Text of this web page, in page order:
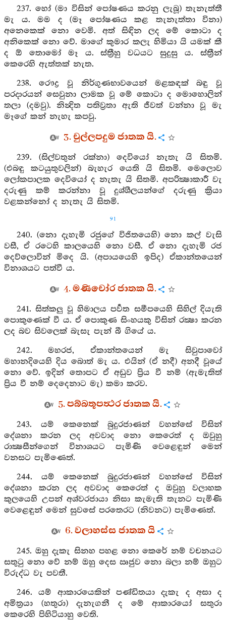
237. හෝ (මා විසින් පෝෂණය කරනු ලැබූ) තැනැත්තී
මැ ය. මම ද (මෑ පෝෂණය කළ තැනැත්තා විනා)
අනෙකෙක් නො වෙමි. අත් සිඳින ලද මේ කොටා ද
අනිකෙක් නො වේ. මාගේ කුමාර කලැ හිමියා යි යමක් කී
ද ඕ තොමෝ මෑ ය. ස්ත්‍රීහු වධයට සුදුසු ය. ස්ත්‍රීන්
කෙරෙහි ඇත්තක් නැත.
238. රෞද්‍ර වූ නිර්ගුණභාවයෙන් මළකඳක් බඳු වූ
පරදාරයන් සෙවුනා ලාමක වූ මේ කොටා ද මොහොලින්
තලා (දමවු). නින්‍දිත පතිව්‍රතා ඇති ජීවත් වන්නා වූ මැ
මෑගේ කන් නැහැ කපවු.
3. චුල්ලපදුම ජාතක යි.
239. (සිල්වතුන් රක්නා) දෙවියෝ නැතැ යි සිතමි.
(එබඳු කටයුතුවලින්) බැහැර යෙති යි සිතමි. මෙලොව
ලෝකපාලක දෙවියෝ ද නැතැ යි සිතමි. අපරික්‍ෂාකාරී වැ
දරුණු කම් කරන්නා වූ දුශ්ශීලයන්ගේ දරුණු ක්‍රියා
වළකන්නෝ ද නැතැ යි සිතමි.
91
240. (නො දැහැමි රජුගේ විජිතයෙහි) නො කල් වැසි
වසී, ඒ රටෙහි කාලයෙහි නො වසී. ඒ නො දැහැමි රජ
දෙව්ලොවින් මිදෙ යි. (අපායයෙහි ඉපිද) ඒකාන්තයෙන්
විනාශයට පත්වී ය.
4. මණිචෝර ජාතක යි.
241. සිත්කලු වූ හිමාලය පර්‍වත සමීපයෙහි සිහිල් දියැති
පොකුණෙක් වී ය. ඒ පොකුණ සිංහයකු විසින් රක්‍ෂා කරන
ලද බව සිවලෙක් බැසැ පැන් බී ගියේ ය.
242. මහරජ, ඒකාන්තයෙන් මැ සිවුපාවෝ
මහානදියෙහි දිය බොත් මැ ය. එයින් (ඒ නදී) අනදී වූයේ
නො වේ. ඉදින් තොපට ඒ අඩුව ප්‍රිය වී නම් (ඇමැතිත්
ප්‍රිය වී නම් දෙදෙනාට මැ) කමා කරව.
5. පබ්බතූපත්‍ථර ජාතක යි.
243. යම් කෙනෙක් බුදුරජාණන් වහන්සේ විසින්
දේශනා කරන ලද අවවාද නො කෙරෙත් ද ඔවුහු
රාක්‍ෂසීන්ගෙන් විනාශයට පැමිණි වෙළෙඳුන් මෙන්
වනසට පැමිණෙත්.
244. යම් කෙනෙක් බුදුරජාණන් වහන්සේ විසින්
දේශනා කරන ලද අවවාද කෙරෙත් ද ඔවුහු වලාහක
කුලයෙහි උපන් අශ්වරජායා නිසා කැමැති තැනට පැමිණි
වෙළෙඳුන් මෙන් සුවසේ පරතෙරට (නිවනට) පැමිණෙත්.
6. වලාහස්ස ජාතක යි
245. ඔහු දැකැ සිනහ පහළ නො කෙරේ නම් වචනයට
සතුටු නො වේ නම් ඔහු දෙස ඍජුව නො බලා නම් ඔහුට
විරුද්ධ වැ පවතී.
246. යම් ආකාරයෙකින් පණ්ඩිතයා දැකැ ද අසා ද
අමිත්‍රයා (හතුරා) දැනැගනී ද මේ ආකාරයෝ සතුරා
කෙරෙහි පිහිටියාහු වෙති.